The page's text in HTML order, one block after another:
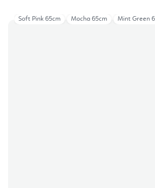
Soft Pink 65cm Mocha 65cm Mint Green